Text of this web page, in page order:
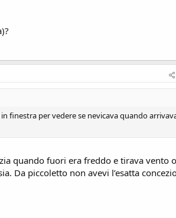
finestra per vedere se nevicava quando
quando fuori era freddo e tirava vento o
Da piccoletto non avevi l’esatta